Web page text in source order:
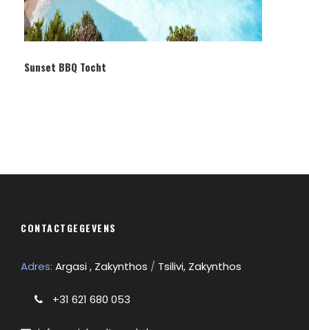
Sunset BBQ Tocht
CONTACTGEGEVENS
Adres: Argasi , Zakynthos / Tsilivi, Zakynthos
+31 621 680 053